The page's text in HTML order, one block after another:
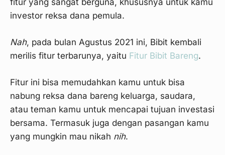
fitur yang sangat berguna, khususnya untuk kamu
investor reksa dana pemula.
Nah, pada bulan Agustus 2021 ini, Bibit kembali
merilis fitur terbarunya, yaitu Fitur Bibit Bareng.
Fitur ini bisa memudahkan kamu untuk bisa
nabung reksa dana bareng keluarga, saudara,
atau teman kamu untuk mencapai tujuan investasi
bersama. Termasuk juga dengan pasangan kamu
yang mungkin mau nikah nih.